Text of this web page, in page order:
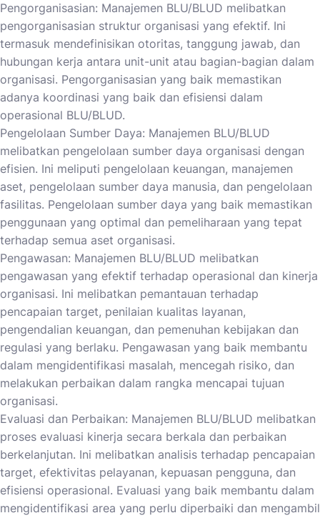
Pengorganisasian: Manajemen BLU/BLUD melibatkan
pengorganisasian struktur organisasi yang efektif. Ini
termasuk mendefinisikan otoritas, tanggung jawab, dan
hubungan kerja antara unit-unit atau bagian-bagian dalam
organisasi. Pengorganisasian yang baik memastikan
adanya koordinasi yang baik dan efisiensi dalam
operasional BLU/BLUD.
Pengelolaan Sumber Daya: Manajemen BLU/BLUD
melibatkan pengelolaan sumber daya organisasi dengan
efisien. Ini meliputi pengelolaan keuangan, manajemen
aset, pengelolaan sumber daya manusia, dan pengelolaan
fasilitas. Pengelolaan sumber daya yang baik memastikan
penggunaan yang optimal dan pemeliharaan yang tepat
terhadap semua aset organisasi.
Pengawasan: Manajemen BLU/BLUD melibatkan
pengawasan yang efektif terhadap operasional dan kinerja
organisasi. Ini melibatkan pemantauan terhadap
pencapaian target, penilaian kualitas layanan,
pengendalian keuangan, dan pemenuhan kebijakan dan
regulasi yang berlaku. Pengawasan yang baik membantu
dalam mengidentifikasi masalah, mencegah risiko, dan
melakukan perbaikan dalam rangka mencapai tujuan
organisasi.
Evaluasi dan Perbaikan: Manajemen BLU/BLUD melibatkan
proses evaluasi kinerja secara berkala dan perbaikan
berkelanjutan. Ini melibatkan analisis terhadap pencapaian
target, efektivitas pelayanan, kepuasan pengguna, dan
efisiensi operasional. Evaluasi yang baik membantu dalam
mengidentifikasi area yang perlu diperbaiki dan mengambil